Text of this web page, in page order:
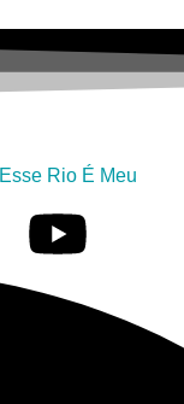
Esse Rio É Meu